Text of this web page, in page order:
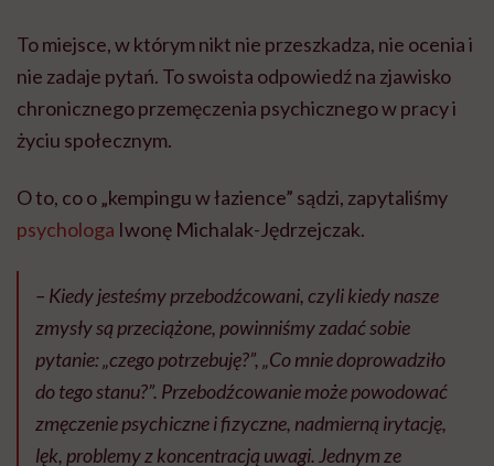
To miejsce, w którym nikt nie przeszkadza, nie ocenia i
nie zadaje pytań. To swoista odpowiedź na zjawisko
chronicznego przemęczenia psychicznego w pracy i
życiu społecznym.
O to, co o „kempingu w łazience” sądzi, zapytaliśmy
psychologa Iwonę Michalak-Jędrzejczak.
– Kiedy jesteśmy przebodźcowani, czyli kiedy nasze
zmysły są przeciążone, powinniśmy zadać sobie
pytanie: „czego potrzebuję?”, „Co mnie doprowadziło
do tego stanu?”. Przebodźcowanie może powodować
zmęczenie psychiczne i fizyczne, nadmierną irytację,
lęk, problemy z koncentracją uwagi. Jednym ze